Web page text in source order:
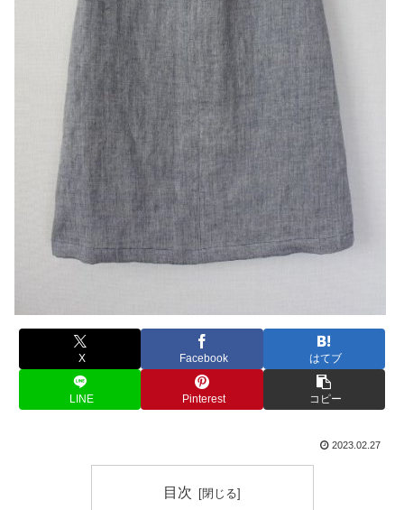
X Facebook はてブ
LINE Pinterest コピー
2023.02.27
目次